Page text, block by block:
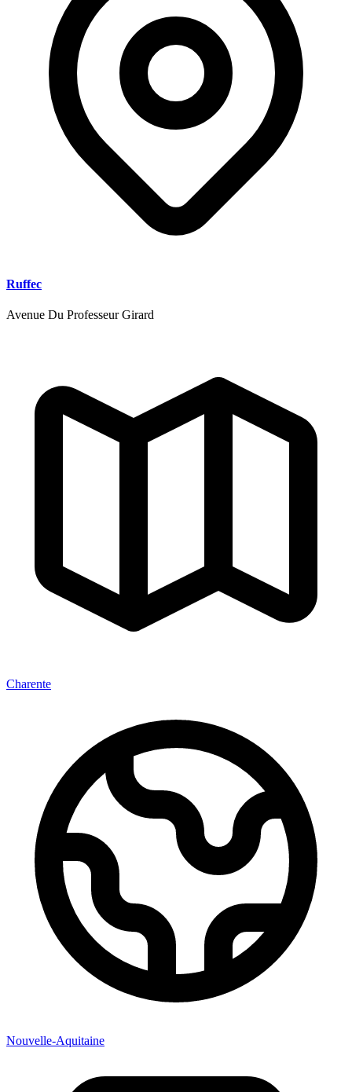
Ruffec
Avenue Du Professeur Girard
Charente
Nouvelle-Aquitaine